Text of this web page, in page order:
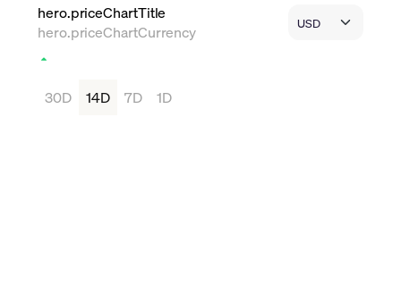
Crypto Prices
hero.priceChartTitle
hero.priceChartCurrency
30D 14D 7D 1D